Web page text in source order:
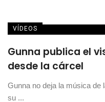
VÍDEOS
Gunna publica el
desde la cárcel
Gunna no deja la música de
su ...